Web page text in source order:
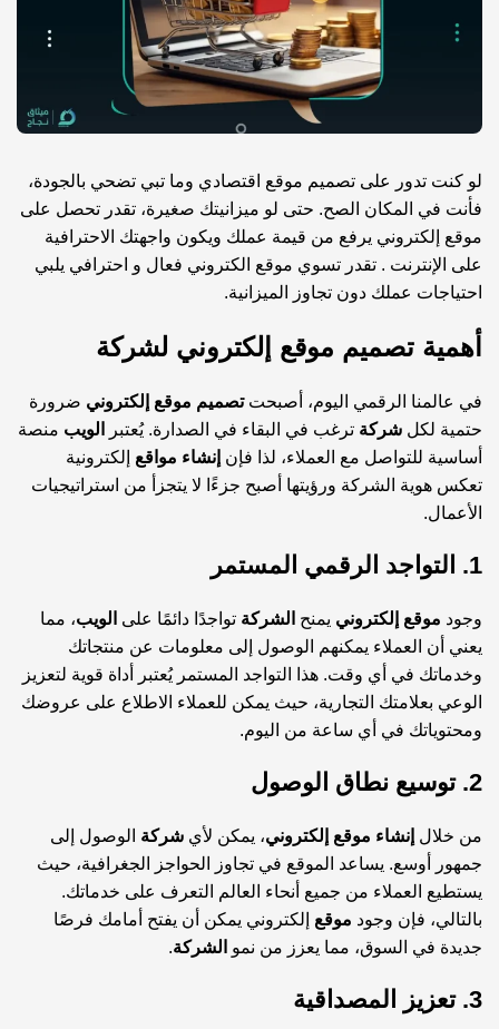
لو كنت تدور على تصميم موقع اقتصادي وما تبي تضحي بالجودة،
فأنت في المكان الصح. حتى لو ميزانيتك صغيرة، تقدر تحصل على
موقع إلكتروني يرفع من قيمة عملك ويكون واجهتك الاحترافية
على الإنترنت . تقدر تسوي موقع الكتروني فعال و احترافي يلبي
احتياجات عملك دون تجاوز الميزانية.
أهمية تصميم موقع إلكتروني لشركة
في عالمنا الرقمي اليوم، أصبحتتصميم موقع إلكتروني ضرورة
حتمية لكل شركة ترغب في البقاء في الصدارة. يُعتبر الويب منصة
أساسية للتواصل مع العملاء، لذا فإن إنشاء مواقع إلكترونية
تعكس هوية الشركة ورؤيتها أصبح جزءًا لا يتجزأ من استراتيجيات
الأعمال.
1. التواجد الرقمي المستمر
وجود موقع إلكتروني يمنح الشركة تواجدًا دائمًا على الويب، مما
يعني أن العملاء يمكنهم الوصول إلى معلومات عن منتجاتك
وخدماتك في أي وقت. هذا التواجد المستمر يُعتبر أداة قوية لتعزيز
الوعي بعلامتك التجارية، حيث يمكن للعملاء الاطلاع على عروضك
ومحتوياتك في أي ساعة من اليوم.
2. توسيع نطاق الوصول
من خلال إنشاء موقع إلكتروني، يمكن لأي شركة الوصول إلى
جمهور أوسع. يساعد الموقع في تجاوز الحواجز الجغرافية، حيث
يستطيع العملاء من جميع أنحاء العالم التعرف على خدماتك.
بالتالي، فإن وجود موقع إلكتروني يمكن أن يفتح أمامك فرصًا
جديدة في السوق، مما يعزز من نمو الشركة.
3. تعزيز المصداقية